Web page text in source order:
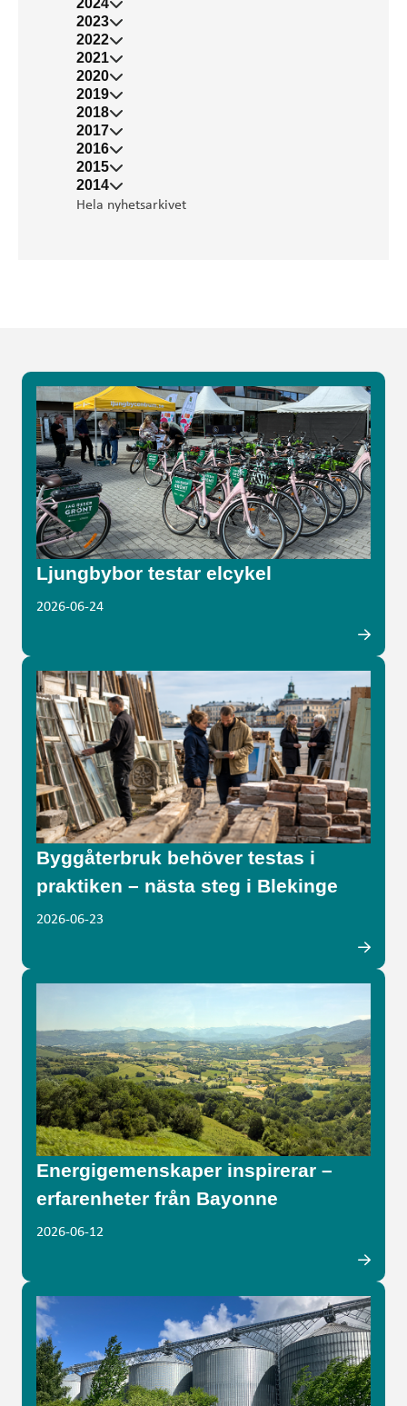
2023
2022
2021
2020
2019
2018
2017
2016
2015
2014
Hela nyhetsarkivet
Ljungbybor testar elcykel
2026-06-24
Byggåterbruk behöver testas i
praktiken – nästa steg i Blekinge
2026-06-23
Energigemenskaper inspirerar –
erfarenheter från Bayonne
2026-06-12